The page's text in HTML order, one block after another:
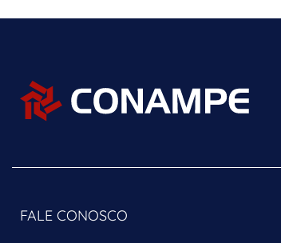
FALE CONOSCO